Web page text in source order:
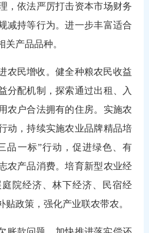
，依法严厉打击资本市场财务
减持等行为。进一步丰富适合
产品品种。
农民增收。健全种粮农民收益
分配机制，探索通过出租、入
农户合法拥有的住房。实施农
动，持续实施农业品牌精品培
品一标”行动，促进绿色、有
农产品消费。培育新型农业经
院经济、林下经济、民宿经
政策，强化产业联农带农。